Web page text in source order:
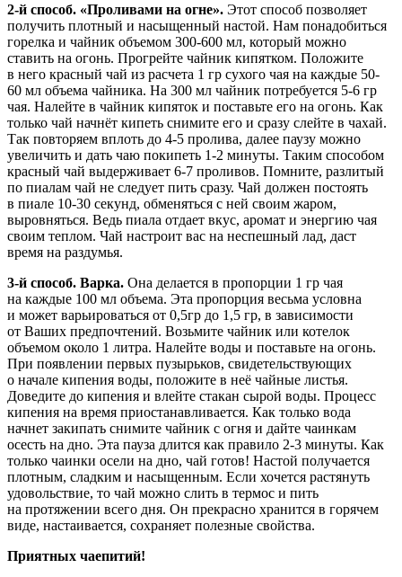
2-й способ. «Проливами на огне». Этот способ позволяет
получить плотный и насыщенный настой. Нам понадобиться
горелка и чайник объемом 300-600 мл, который можно
ставить на огонь. Прогрейте чайник кипятком. Положите
в него красный чай из расчета 1 гр сухого чая на каждые 50-
60 мл объема чайника. На 300 мл чайник потребуется 5-6 гр
чая. Налейте в чайник кипяток и поставьте его на огонь. Как
только чай начнёт кипеть снимите его и сразу слейте в чахай.
Так повторяем вплоть до 4-5 пролива, далее паузу можно
увеличить и дать чаю покипеть 1-2 минуты. Таким способом
красный чай выдерживает 6-7 проливов. Помните, разлитый
по пиалам чай не следует пить сразу. Чай должен постоять
в пиале 10-30 секунд, обменяться с ней своим жаром,
выровняться. Ведь пиала отдает вкус, аромат и энергию чая
своим теплом. Чай настроит вас на неспешный лад, даст
время на раздумья.
3-й способ. Варка. Она делается в пропорции 1 гр чая
на каждые 100 мл объема. Эта пропорция весьма условна
и может варьироваться от 0,5гр до 1,5 гр, в зависимости
от Ваших предпочтений. Возьмите чайник или котелок
объемом около 1 литра. Налейте воды и поставьте на огонь.
При появлении первых пузырьков, свидетельствующих
о начале кипения воды, положите в неё чайные листья.
Доведите до кипения и влейте стакан сырой воды. Процесс
кипения на время приостанавливается. Как только вода
начнет закипать снимите чайник с огня и дайте чаинкам
осесть на дно. Эта пауза длится как правило 2-3 минуты. Как
только чаинки осели на дно, чай готов! Настой получается
плотным, сладким и насыщенным. Если хочется растянуть
удовольствие, то чай можно слить в термос и пить
на протяжении всего дня. Он прекрасно хранится в горячем
виде, настаивается, сохраняет полезные свойства.
Приятных чаепитий!